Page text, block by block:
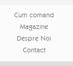
Cum comand
Magazine
Despre Noi
Contact